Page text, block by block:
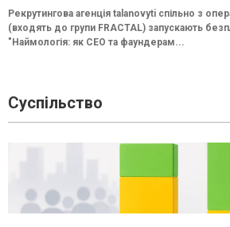
Рекрутингова агенція talanovyti спільно з
(входять до групи FRACTAL) запускають
"Наймологія: як СEO та фаундерам...
Суспільство